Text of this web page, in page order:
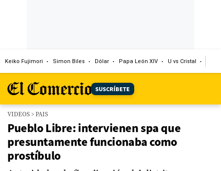
Keiko Fujimori Simon Biles Dólar Papa León XIV U vs Cristal
SUSCRÍBETE
VIDEOS >PAIS
Pueblo Libre: intervienen spa que
presuntamente funcionaba como
prostíbulo